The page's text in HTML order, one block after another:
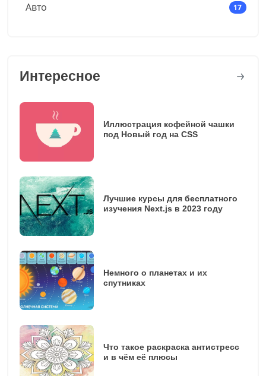
Авто 17
Интересное
Иллюстрация кофейной чашки
под Новый год на CSS
Лучшие курсы для бесплатного
изучения Next.js в 2023 году
Немного о планетах и их
спутниках
Что такое раскраска антистресс
и в чём её плюсы